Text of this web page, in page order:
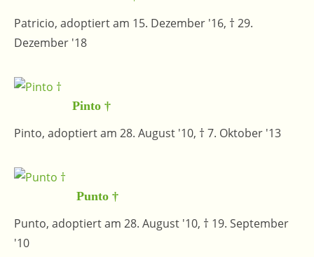
Patricio, adoptiert am 15. Dezember '16, † 29.
Dezember '18
Pinto †
Pinto, adoptiert am 28. August '10, † 7. Oktober '13
Punto †
Punto, adoptiert am 28. August '10, † 19. September
'10